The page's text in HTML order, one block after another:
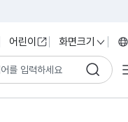
어린이 화면크기